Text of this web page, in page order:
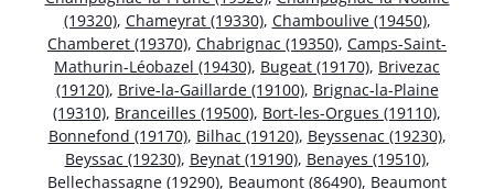
(19320), Chameyrat (19330), Chamboulive (19450),
Chamberet (19370), Chabrignac (19350), Camps-Saint-
Mathurin-Léobazel (19430), Bugeat (19170), Brivezac
(19120), Brive-la-Gaillarde (19100), Brignac-la-Plaine
(19310), Branceilles (19500), Bort-les-Orgues (19110),
Bonnefond (19170), Bilhac (19120), Beyssenac (19230),
Beyssac (19230), Beynat (19190), Benayes (19510),
Bellechassagne (19290), Beaumont (86490), Beaumont